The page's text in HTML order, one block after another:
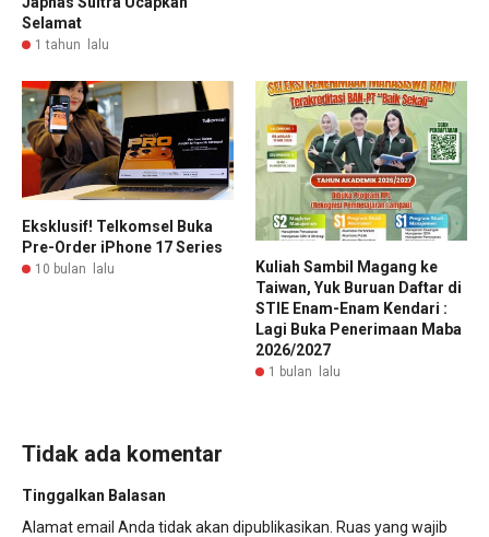
Selamat
1 tahun lalu
Eksklusif! Telkomsel Buka
Pre-Order iPhone 17 Series
10 bulan lalu
Kuliah Sambil Magang ke
Taiwan, Yuk Buruan Daftar di
STIE Enam-Enam Kendari :
Lagi Buka Penerimaan Maba
2026/2027
1 bulan lalu
Tidak ada komentar
Tinggalkan Balasan
Alamat email Anda tidak akan dipublikasikan. Ruas yang wajib